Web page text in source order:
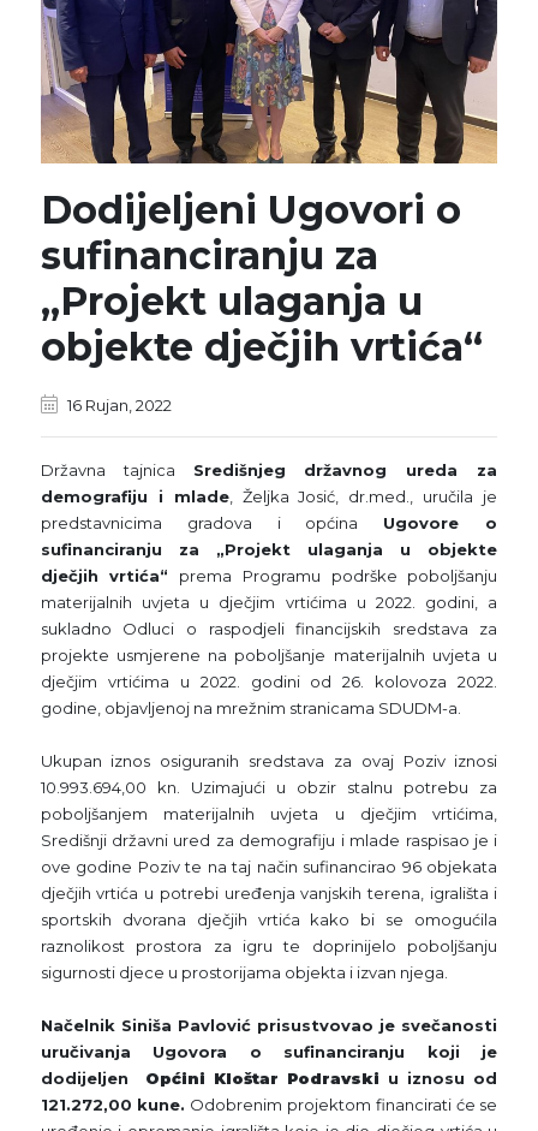
Dodijeljeni Ugovori o
sufinanciranju za
„Projekt ulaganja u
objekte dječjih vrtića“
16 Rujan, 2022
Državna tajnica Središnjeg državnog ureda za
demografiju i mlade, Željka Josić, dr.med., uručila je
predstavnicima gradova i općina Ugovore o
sufinanciranju za „Projekt ulaganja u objekte
dječjih vrtića“ prema Programu podrške poboljšanju
materijalnih uvjeta u dječjim vrtićima u 2022. godini, a
sukladno Odluci o raspodjeli financijskih sredstava za
projekte usmjerene na poboljšanje materijalnih uvjeta u
dječjim vrtićima u 2022. godini od 26. kolovoza 2022.
godine, objavljenoj na mrežnim stranicama SDUDM-a.
Ukupan iznos osiguranih sredstava za ovaj Poziv iznosi
10.993.694,00 kn. Uzimajući u obzir stalnu potrebu za
poboljšanjem materijalnih uvjeta u dječjim vrtićima,
Središnji državni ured za demografiju i mlade raspisao je i
ove godine Poziv te na taj način sufinancirao 96 objekata
dječjih vrtića u potrebi uređenja vanjskih terena, igrališta i
sportskih dvorana dječjih vrtića kako bi se omogućila
raznolikost prostora za igru te doprinijelo poboljšanju
sigurnosti djece u prostorijama objekta i izvan njega.
Načelnik Siniša Pavlović prisustvovao je svečanosti
uručivanja Ugovora o sufinanciranju koji je
dodijeljen Općini Kloštar Podravski u iznosu od
121.272,00 kune. Odobrenim projektom financirati će se